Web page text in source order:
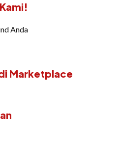
Anda
Marketplace